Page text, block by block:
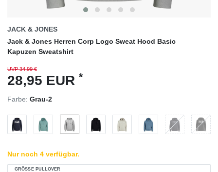
JACK & JONES
Jack & Jones Herren Corp Logo Sweat Hood Basic
Kapuzen Sweatshirt
UVP 34,99 €
28,95 EUR *
Farbe: Grau-2
Nur noch 4 verfügbar.
GRÖSSE PULLOVER